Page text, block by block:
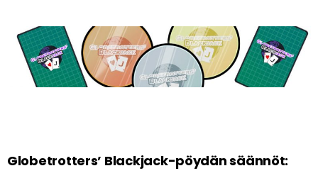
Globetrotters’ Blackjack-pöydän säännöt: